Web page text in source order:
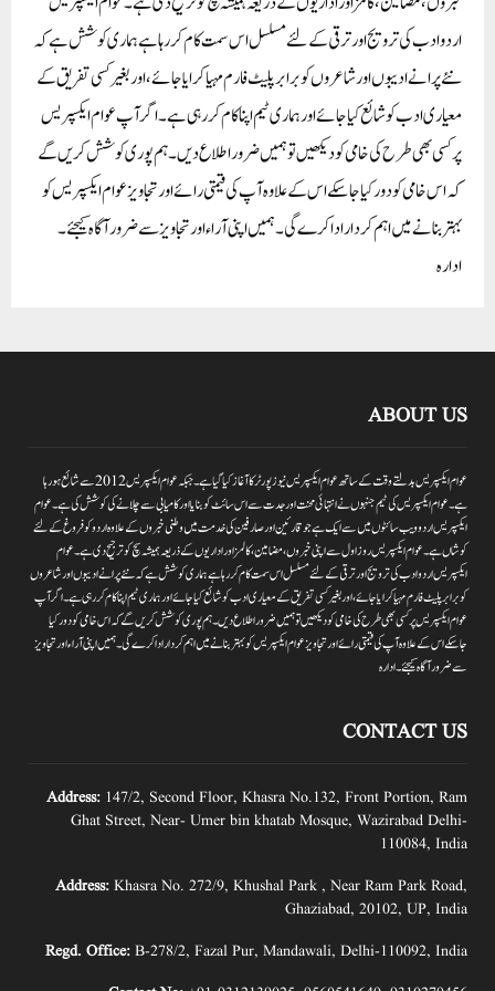
اردو ادب کی ترویج اور ترقی کے لئے مسلسل اس سمت کام کر رہا ہے ہماری کوشش ہے کہ
نئے پرانے ادیبوں اور شاعروں کو برابر پلیٹ فارم مہیا کرایا جائے،اور بغیر کسی تفریق کے
معیاری ادب کو شائع کیا جائے اور ہماری ٹیم اپنا کام کر رہی ہے۔اگر آپ عوام ایکسپریس
پر کسی بھی طرح کی خامی کو دیکھیں تو ہمیں ضرور اطلاع دیں۔ہم پوری کوشش کریں گے
کہ اس خامی کو دور کیا جاسکے اس کے علاوہ آپ کی قیمتی رائے اور تجاویز عوام ایکسپریس کو
بہتر بنانے میں اہم کردار اداکرے گی۔ہمیں اپنی آراءاور تجاویز سے ضرور آگاہ کیجئے۔
ادارہ
ABOUT US
عوام ایکسپریس بدلتے وقت کے ساتھ عوام ایکسپریس نیوز پورٹر کا آغاز کیا گیا ہے۔جبکہ عوام ایکسپریس 2012سے شائع ہورہا
ہے۔ عوام ایکسپریس کی ٹیم جنہوں نے انتہائی محنت اور جدت سے اس سائٹ کو بنایا اور کامیابی سے چلانے کی کوشش کی ہے۔عوام
ایکسپریس اردو ویب سائٹوں میں سے ایک ہے جو قارئین اور صارفین کی خدمت میں وطنی خبروں کے علاوہ اردو کو فروغ کے لئے
کوشاں ہے۔عوام ایکسپریس روز اول سے اپنی خبروں ،مضامین ،کالمز اور اداریوں کے ذریعہ ہمیشہ سچ کو ترجیح دی ہے۔عوام
ایکسپریس اردو ادب کی ترویج اور ترقی کے لئے مسلسل اس سمت کام کر رہا ہے ہماری کوشش ہے کہ نئے پرانے ادیبوں اور شاعروں
کو برابر پلیٹ فارم مہیا کرایا جائے،اور بغیر کسی تفریق کے معیاری ادب کو شائع کیا جائے اور ہماری ٹیم اپنا کام کر رہی ہے۔اگر آپ
عوام ایکسپریس پر کسی بھی طرح کی خامی کو دیکھیں تو ہمیں ضرور اطلاع دیں۔ہم پوری کوشش کریں گے کہ اس خامی کو دور کیا
جاسکے اس کے علاوہ آپ کی قیمتی رائے اور تجاویز عوام ایکسپریس کو بہتر بنانے میں اہم کردار اداکرے گی۔ہمیں اپنی آراءاور تجاویز
سے ضرور آگاہ کیجئے۔ ادارہ
CONTACT US
Address: 147/2, Second Floor, Khasra No.132, Front Portion, Ram
Ghat Street, Near- Umer bin khatab Mosque, Wazirabad Delhi-
110084, India
Address: Khasra No. 272/9, Khushal Park , Near Ram Park Road,
Ghaziabad, 20102, UP, India
Regd. Office: B-278/2, Fazal Pur, Mandawali, Delhi-110092, India